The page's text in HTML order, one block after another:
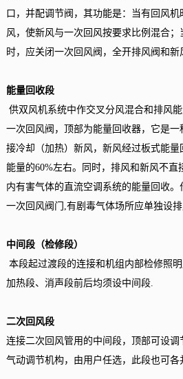
口，并配调节阀，其功能是：当有回风机
风，使新风与一次回风按要求比例混合
时，应关闭一次回风阀，全开排风阀和新
能量回收段
供双风机系统中作交叉分风混合和排风
一次回风阀，顶部为能量回收器，它是一
接冷却（加热）新风，新风经过板式能
能量的60%左右。同时，排风和新风不直
内有害气体的直流空调系统的能量回收
一次回风阀门,有剧毒气体场所应单独设
中间段（检修段）
本段起过渡段的连接和机组内部检修照
加热段、消声段前后均须设中间段.
二次回风段
连接二次回风管用的中间段，顶部可设
气动调节机构，由用户任选，此段也可各